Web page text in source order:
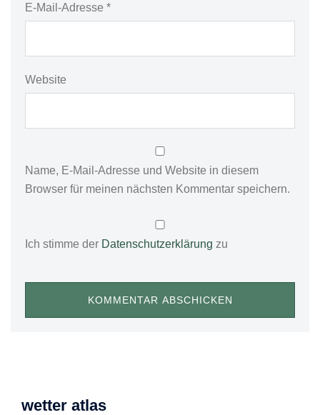
E-Mail-Adresse *
Website
Name, E-Mail-Adresse und Website in diesem
Browser für meinen nächsten Kommentar speichern.
Ich stimme der Datenschutzerklärung zu
wetter atlas